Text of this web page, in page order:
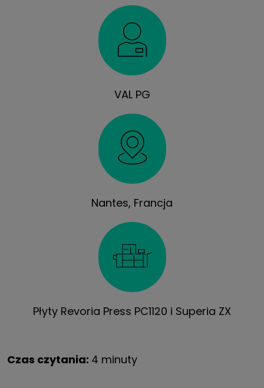
VAL PG
Nantes, Francja
Płyty Revoria Press PC1120 i Superia ZX
Czas czytania: 4 minuty